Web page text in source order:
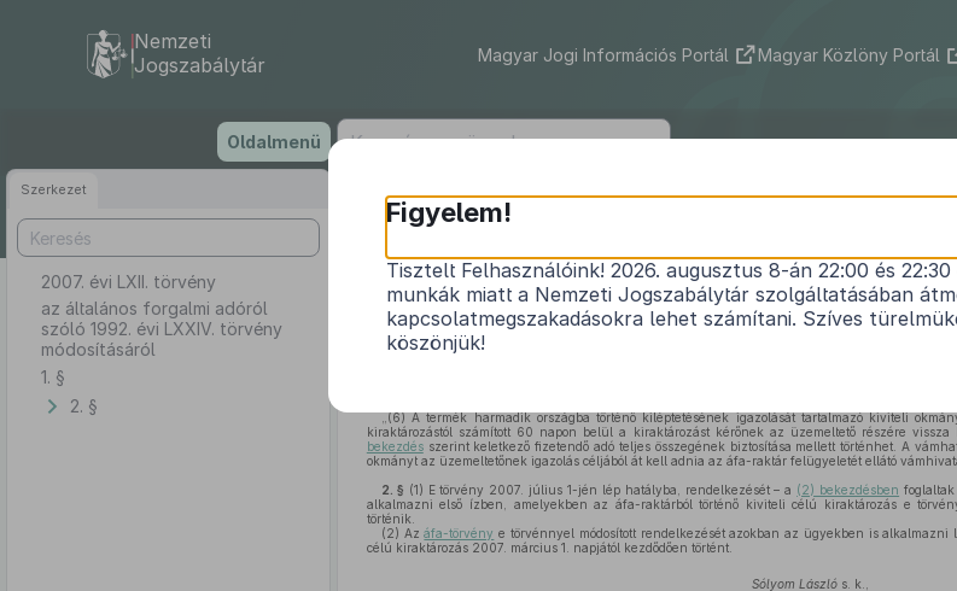
tartalomra
Nemzeti
Jogszabálytár
Magyar Jogi Információs Portál Magyar Közlöny Portál
Oldalmenü
Szerkezet
2007. évi LXII. törvény
az általános forgalmi adóról
szóló 1992. évi LXXIV. törvény
módosításáról
1. §
2. §
2007. évi LXII.
az általános forgalmi adóról szóló 1992. évi
Közlönyállapot 2007. 07. 01.
„(6) A termék harmadik országba történő kiléptetésének igazolását tartalmazó kiviteli
kiraktározástól számított 60 napon belül a kiraktározást kérőnek az üzemeltető részére
bekezdésszerint keletkező fizetendő adó teljes összegének biztosítása mellett történhet. A
okmányt az üzemeltetőnek igazolás céljából át kell adnia az áfa-raktár felügyeletét ellátó
2. § (1) E törvény 2007. július 1-jén lép hatályba, rendelkezését – a (2) bekezdésben
alkalmazni első ízben, amelyekben az áfa-raktárból történő kiviteli célú kiraktározás e
történik.
(2) Azáfa-törvény e törvénnyel módosított rendelkezését azokban az ügyekben is
célú kiraktározás 2007. március 1. napjától kezdődően történt.
Sólyom László s. k.,
Figyelem!
Tisztelt Felhasználóink! 2026. augusztus 8-án 22:00 és
munkák miatt a Nemzeti Jogszabálytár szolgáltatásában
kapcsolatmegszakadásokra lehet számítani. Szíves
köszönjük!